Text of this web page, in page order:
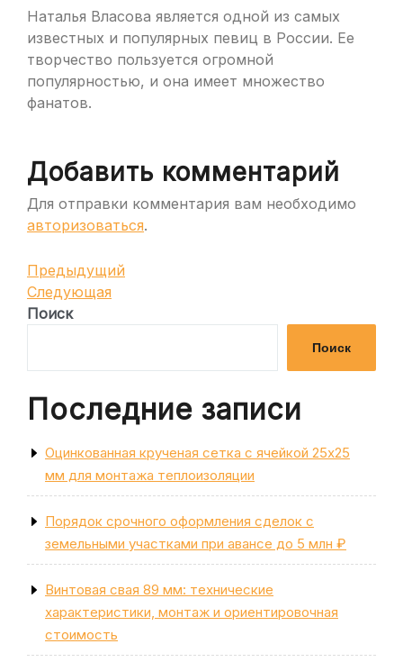
Наталья Власова является одной из самых
известных и популярных певиц в России. Ее
творчество пользуется огромной
популярностью, и она имеет множество
фанатов.
Добавить комментарий
Для отправки комментария вам необходимо
авторизоваться.
Навигация
по
записям
Предыдущая
запись
Предыдущий
Следующая
запись
Следующая
Поиск
Поиск
Последние записи
Оцинкованная крученая сетка с ячейкой 25х25
мм для монтажа теплоизоляции
Порядок срочного оформления сделок с
земельными участками при авансе до 5 млн ₽
Винтовая свая 89 мм: технические
характеристики, монтаж и ориентировочная
стоимость